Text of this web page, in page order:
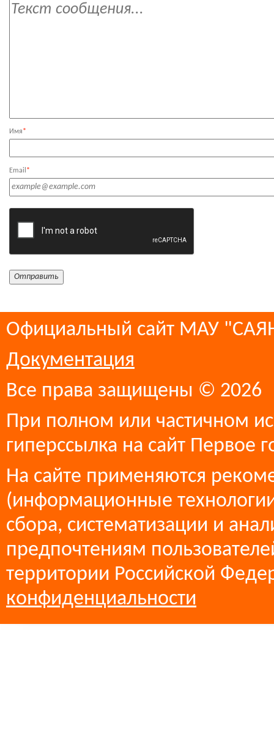
Имя*
Email *
Официальный сайт МАУ
Документация
Все права защищены © 2026
При полном или частичном
гиперссылка на сайт Первое
На сайте применяются
(информационные
сбора, систематизации и
предпочтениям
территории Российской
конфиденциальности